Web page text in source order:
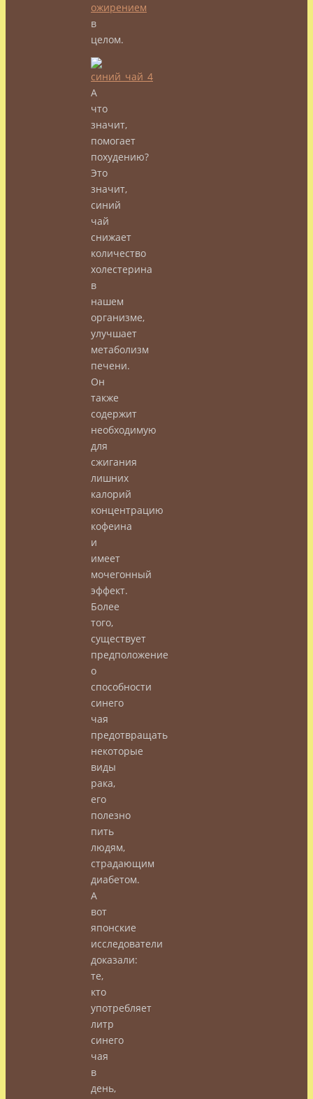
ожирением
в
целом.
А
что
значит,
помогает
похудению?
Это
значит,
синий
чай
снижает
количество
холестерина
в
нашем
организме,
улучшает
метаболизм
печени.
Он
также
содержит
необходимую
для
сжигания
лишних
калорий
концентрацию
кофеина
и
имеет
мочегонный
эффект.
Более
того,
существует
предположение
о
способности
синего
чая
предотвращать
некоторые
виды
рака,
его
полезно
пить
людям,
страдающим
диабетом.
А
вот
японские
исследователи
доказали:
те,
кто
употребляет
литр
синего
чая
в
день,